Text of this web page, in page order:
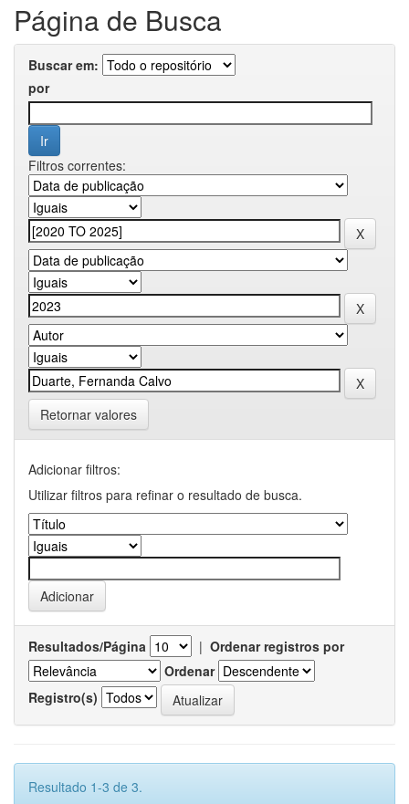
Página de Busca
Buscar em:
por
Filtros correntes:
Retornar valores
Adicionar filtros:
Utilizar filtros para refinar o resultado de busca.
Resultados/Página | Ordenar registros por
Ordenar
Registro(s)
Resultado 1-3 de 3.